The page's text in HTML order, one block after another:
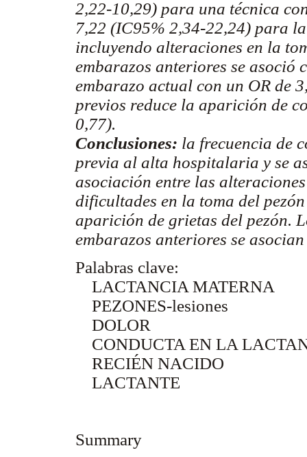
2,22-10,29) para una técnica
7,22 (IC95% 2,34-22,24) para
incluyendo alteraciones en la
embarazos anteriores se
embarazo actual con un OR de
previos reduce la aparición de
0,77).
Conclusiones: la frecuencia de
previa al alta hospitalaria y se
asociación entre las
dificultades en la toma del
aparición de grietas del pezón.
embarazos anteriores se
Palabras clave:
LACTANCIA MATERNA
PEZONES-lesiones
DOLOR
CONDUCTA EN LA
RECIÉN NACIDO
LACTANTE
Summary